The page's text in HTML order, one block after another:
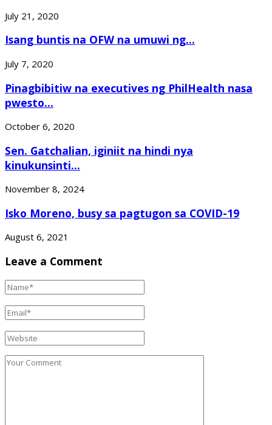
July 21, 2020
Isang buntis na OFW na umuwi ng...
July 7, 2020
Pinagbibitiw na executives ng PhilHealth nasa
pwesto...
October 6, 2020
Sen. Gatchalian, iginiit na hindi nya
kinukunsinti...
November 8, 2024
Isko Moreno, busy sa pagtugon sa COVID-19
August 6, 2021
Leave a Comment